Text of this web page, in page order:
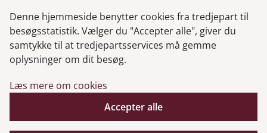
Genveje
Gå til virksomhedsregisteret
Gå til selskabsmeddelelser
Denne hjemmeside benytter cookies fra tredjepart til
besøgsstatistik. Vælger du "Accepter alle", giver du
samtykke til at tredjepartsservices må gemme
oplysninger om dit besøg.
Læs mere om cookies
Accepter alle